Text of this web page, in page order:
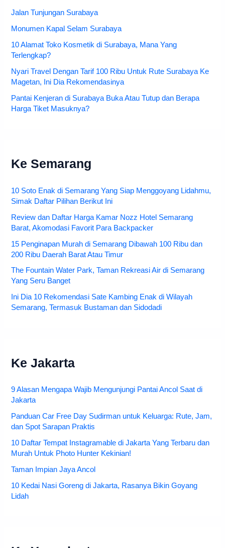
Jalan Tunjungan Surabaya
Monumen Kapal Selam Surabaya
10 Alamat Toko Kosmetik di Surabaya, Mana Yang
Terlengkap?
Nyari Travel Dengan Tarif 100 Ribu Untuk Rute Surabaya Ke
Magetan, Ini Dia Rekomendasinya
Pantai Kenjeran di Surabaya Buka Atau Tutup dan Berapa
Harga Tiket Masuknya?
Ke Semarang
10 Soto Enak di Semarang Yang Siap Menggoyang Lidahmu,
Simak Daftar Pilihan Berikut Ini
Review dan Daftar Harga Kamar Nozz Hotel Semarang
Barat, Akomodasi Favorit Para Backpacker
15 Penginapan Murah di Semarang Dibawah 100 Ribu dan
200 Ribu Daerah Barat Atau Timur
The Fountain Water Park, Taman Rekreasi Air di Semarang
Yang Seru Banget
Ini Dia 10 Rekomendasi Sate Kambing Enak di Wilayah
Semarang, Termasuk Bustaman dan Sidodadi
Ke Jakarta
9 Alasan Mengapa Wajib Mengunjungi Pantai Ancol Saat di
Jakarta
Panduan Car Free Day Sudirman untuk Keluarga: Rute, Jam,
dan Spot Sarapan Praktis
10 Daftar Tempat Instagramable di Jakarta Yang Terbaru dan
Murah Untuk Photo Hunter Kekinian!
Taman Impian Jaya Ancol
10 Kedai Nasi Goreng di Jakarta, Rasanya Bikin Goyang
Lidah